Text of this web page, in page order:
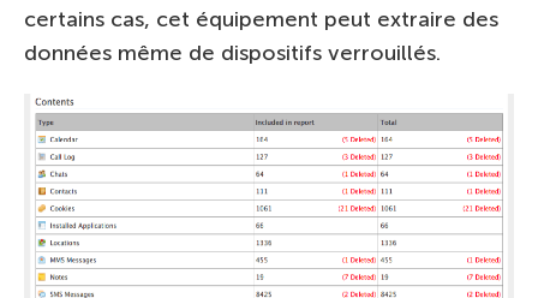
certains cas, cet équipement peut extraire des
données même de dispositifs verrouillés.